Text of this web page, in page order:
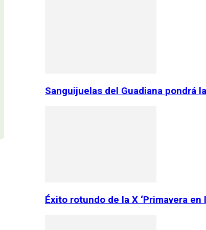
Sanguijuelas del Guadiana pondrá
Éxito rotundo de la X ‘Primavera en